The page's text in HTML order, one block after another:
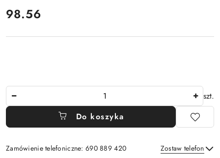
cena:
98.56
szt.
Do koszyka
Zamówienie telefoniczne: 690 889 420 Zostaw telefon